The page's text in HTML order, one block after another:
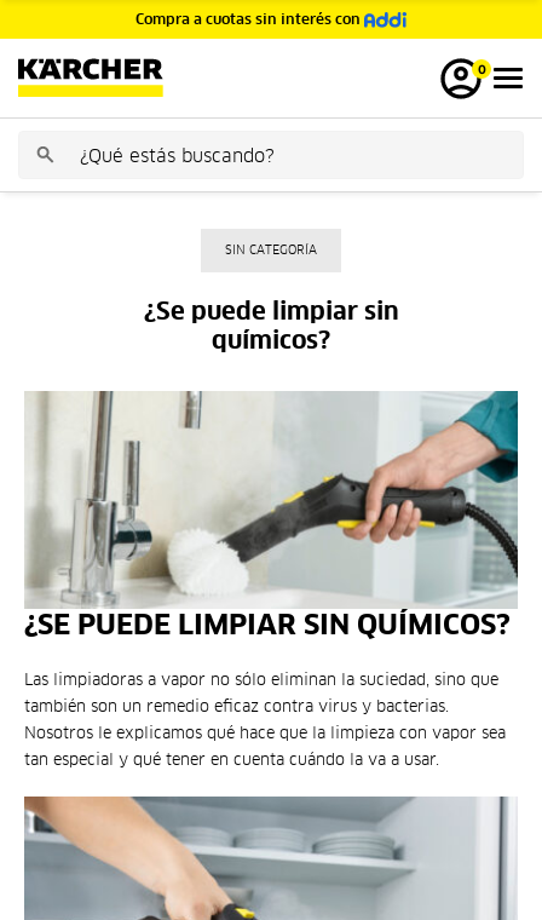
Compra a cuotas sin interés con
GRATIS
0
SIN CATEGORÍA
¿Se puede limpiar sin
químicos?
¿SE PUEDE LIMPIAR SIN QUÍMICOS?
Las limpiadoras a vapor no sólo eliminan la suciedad, sino que
también son un remedio eficaz contra virus y bacterias.
Nosotros le explicamos qué hace que la limpieza con vapor sea
tan especial y qué tener en cuenta cuándo la va a usar.